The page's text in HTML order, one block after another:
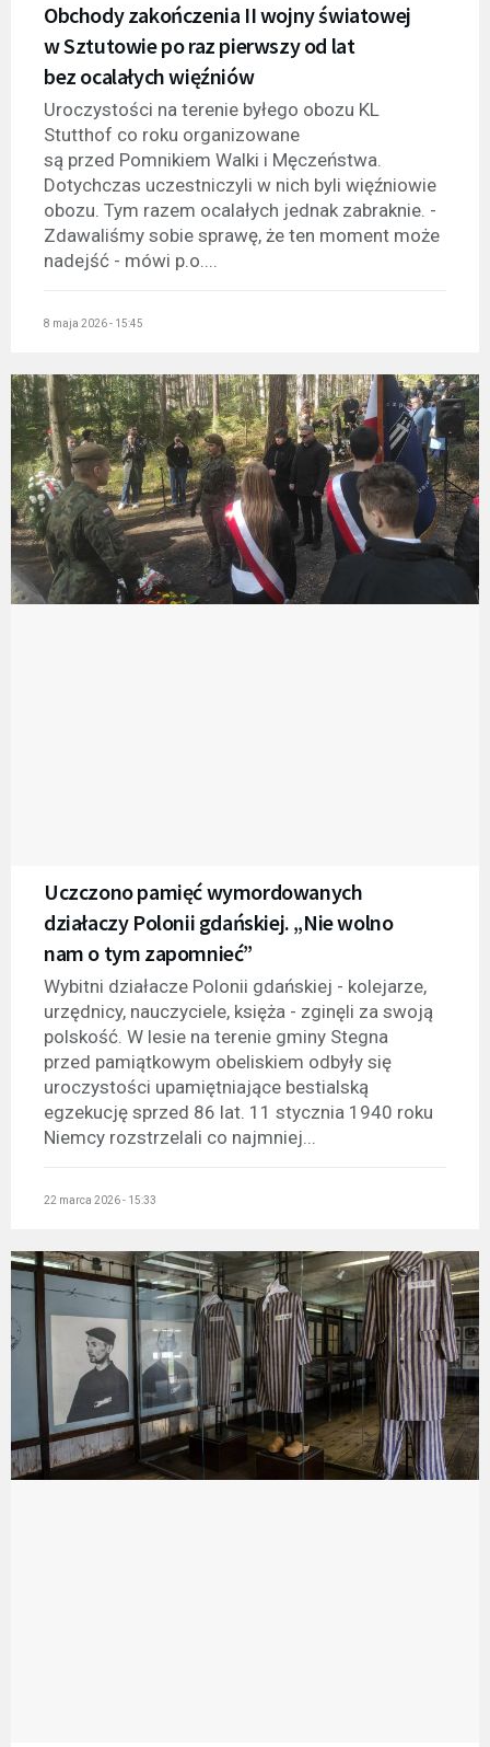
Obchody zakończenia II wojny światowej
w Sztutowie po raz pierwszy od lat
bez ocalałych więźniów
Uroczystości na terenie byłego obozu KL
Stutthof co roku organizowane
są przed Pomnikiem Walki i Męczeństwa.
Dotychczas uczestniczyli w nich byli więźniowie
obozu. Tym razem ocalałych jednak zabraknie. -
Zdawaliśmy sobie sprawę, że ten moment może
nadejść - mówi p.o....
8 maja 2026 - 15:45
Uczczono pamięć wymordowanych
działaczy Polonii gdańskiej. „Nie wolno
nam o tym zapomnieć”
Wybitni działacze Polonii gdańskiej - kolejarze,
urzędnicy, nauczyciele, księża - zginęli za swoją
polskość. W lesie na terenie gminy Stegna
przed pamiątkowym obeliskiem odbyły się
uroczystości upamiętniające bestialską
egzekucję sprzed 86 lat. 11 stycznia 1940 roku
Niemcy rozstrzelali co najmniej...
22 marca 2026 - 15:33